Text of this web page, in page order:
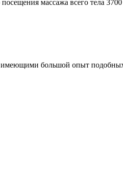
массажа всего тела 3700
большой опыт